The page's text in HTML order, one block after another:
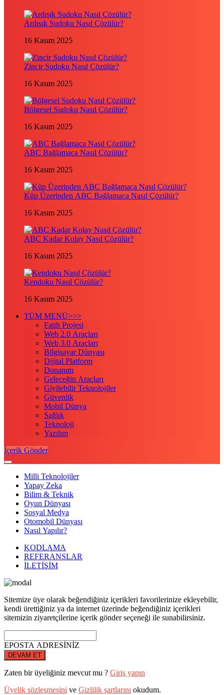
Ardışık Sudoku Nasıl Çözülür?
16 Kasım 2025
Zincir Sudoku Nasıl Çözülür?
16 Kasım 2025
Bölgesel Sudoku Nasıl Çözülür?
16 Kasım 2025
ABC Bağlamaca Nasıl Çözülür?
16 Kasım 2025
Küp Üzerinden ABC Bağlamaca Nasıl Çözülür?
16 Kasım 2025
ABC Kadar Kolay Nasıl Çözülür?
16 Kasım 2025
Kendoku Nasıl Çözülür?
16 Kasım 2025
TÜM MENÜ>>>
Fatih Projesi
Web 2.0 Araçları
Web 3.0 Araçları
Bilgisayar Dünyası
Dijital Platform
Donanım
Geleceğin Araçları
Giyilebilir Teknolojiler
Güvenlik
Mobil Dünya
Sağlık
Teknoloji
Yazılım
İçerik Gönder
Milli Teknolojiler
Yapay Zeka
Bilim & Teknik
Oyun Dünyası
Sosyal Medya
Otomobil Dünyası
Nasıl Yapılır?
KODLAMA
REFERANSLAR
İLETİŞİM
Sitemize üye olarak beğendiğiniz içerikleri favorilerinize ekleyebilir,
kendi ürettiğiniz ya da internet üzerinde beğendiğiniz içerikleri
sitemizin ziyaretçilerine içerik gönder seçeneği ile sunabilirsiniz.
EPOSTA ADRESİNİZ
DEVAM ET
Zaten bir üyeliğiniz mevcut mu ? Giriş yapın
Üyelik sözleşmesini ve Gizlilik şartlarını okudum.